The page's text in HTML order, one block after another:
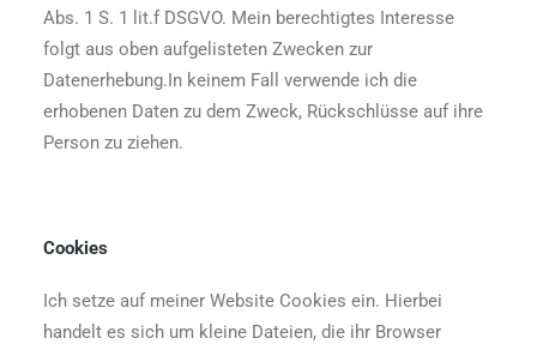
Abs. 1 S. 1 lit.f DSGVO. Mein berechtigtes Interesse
folgt aus oben aufgelisteten Zwecken zur
Datenerhebung.In keinem Fall verwende ich die
erhobenen Daten zu dem Zweck, Rückschlüsse auf ihre
Person zu ziehen.
Cookies
Ich setze auf meiner Website Cookies ein. Hierbei
handelt es sich um kleine Dateien, die ihr Browser